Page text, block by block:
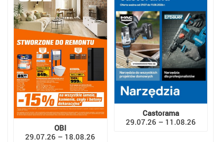
OBI
29.07.26 – 18.08.26
Castorama
29.07.26 – 11.08.26